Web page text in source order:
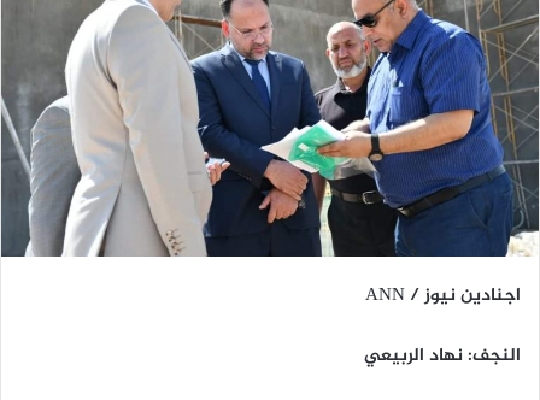
اجنادين نيوز / ANN
النجف: نهاد الربيعي